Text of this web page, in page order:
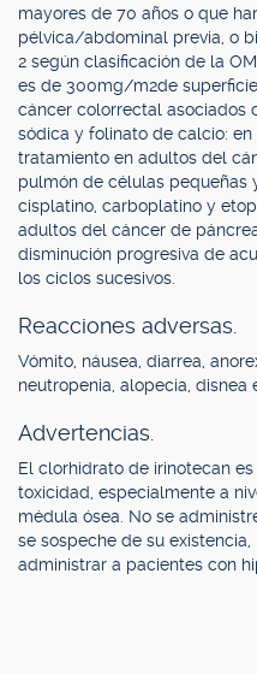
mayores de 70 años o que
pélvica/abdominal previa, o
2 según clasificación de la
es de 300mg/m2de
cáncer colorrectal asociados
sódica y folinato de calcio:
tratamiento en adultos del
pulmón de células pequeñas
cisplatino, carboplatino y
adultos del cáncer de
disminución progresiva de
los ciclos sucesivos.
Reacciones adversas.
Vómito, náusea, diarrea,
neutropenia, alopecia, disnea
Advertencias.
El clorhidrato de irinotecan
toxicidad, especialmente a
médula ósea. No se
se sospeche de su
administrar a pacientes con